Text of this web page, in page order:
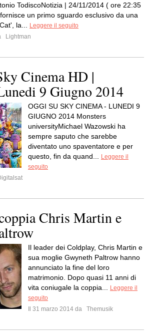
TodiscoNotizia | 24/11/2014 ( ore 22:35
un primo sguardo esclusivo da una
la...
Leggere il seguito
Lightman
Cinema HD |
9 Giugno 2014
OGGI SU SKY CINEMA - LUNEDI 9
GIUGNO 2014 Monsters
universityMichael Wazowski ha
sempre saputo che sarebbe
diventato uno spaventatore e per
questo, fin da quand...
Leggere il
seguito
Chris Martin e
Il leader dei Coldplay, Chris Martin e
sua moglie Gwyneth Paltrow hanno
annunciato la fine del loro
matrimonio. Dopo quasi 11 anni di
vita coniugale la coppia...
Leggere il
seguito
Il 31 marzo 2014 da
Themusik